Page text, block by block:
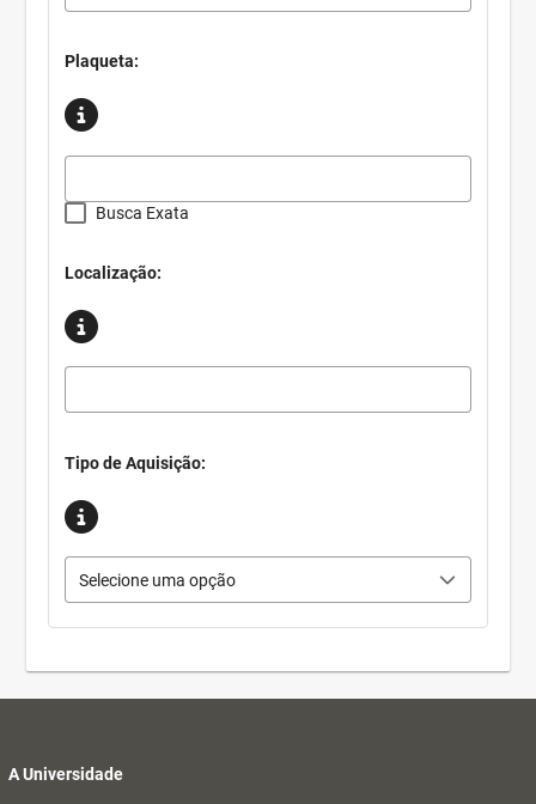
Plaqueta:
Busca Exata
Localização:
Tipo de Aquisição:
Selecione uma opção
A Universidade